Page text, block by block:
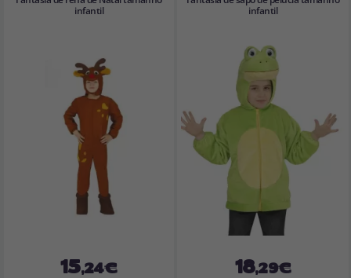
infantil
15,24€
infantil
18,29€